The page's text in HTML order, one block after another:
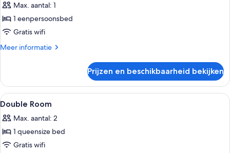
ladenMax. aantal: 1
1 eenpersoonsbed
Gratis wifi
Meer informatie
Meer
Prijzen en beschikbaarheid bekijken
Alle
foto's
voor
Double
Room
Een hotelkamer met een bed,
3
Double Room
Max. aantal: 2
1 queensize bed
Gratis wifi